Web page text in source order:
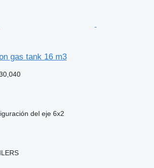
gas tank 16 m3
del eje 6x2